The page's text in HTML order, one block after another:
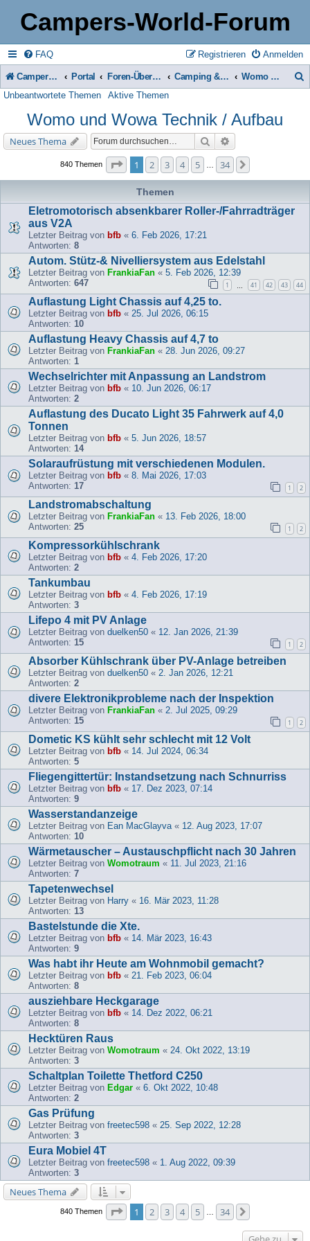
Campers-World-Forum
FAQ Anmelden
Registrieren
Campers-World-Forum Portal Foren-Übersicht Camping & Reise -> Fahrzeuge & Zubehör in der Praxis Womo und Wowa Technik / Aufbau
Unbeantwortete Themen Aktive Themen
Womo und Wowa Technik / Aufbau
Neues Thema Suche
840 Themen Seite von
1 2 3 4 5 34
Themen
Eletromotorisch absenkbarer Roller-/Fahrradträger
aus V2A
Letzter Beitrag von bfb « 6. Feb 2026, 17:21
Antworten: 8
Autom. Stütz-& Nivelliersystem aus Edelstahl
Letzter Beitrag von FrankiaFan « 5. Feb 2026, 12:39
Antworten: 647 1 41 42 43 44
Auflastung Light Chassis auf 4,25 to.
Letzter Beitrag von bfb « 25. Jul 2026, 06:15
Antworten: 10
Auflastung Heavy Chassis auf 4,7 to
Letzter Beitrag von FrankiaFan « 28. Jun 2026, 09:27
Antworten: 1
Wechselrichter mit Anpassung an Landstrom
Letzter Beitrag von bfb « 10. Jun 2026, 06:17
Antworten: 2
Auflastung des Ducato Light 35 Fahrwerk auf 4,0
Tonnen
Letzter Beitrag von bfb « 5. Jun 2026, 18:57
Antworten: 14
Solaraufrüstung mit verschiedenen Modulen.
Letzter Beitrag von bfb « 8. Mai 2026, 17:03
Antworten: 17 1 2
Landstromabschaltung
Letzter Beitrag von FrankiaFan « 13. Feb 2026, 18:00
Antworten: 25 1 2
Kompressorkühlschrank
Letzter Beitrag von bfb « 4. Feb 2026, 17:20
Antworten: 2
Tankumbau
Letzter Beitrag von bfb « 4. Feb 2026, 17:19
Antworten: 3
Lifepo 4 mit PV Anlage
Letzter Beitrag von duelken50 « 12. Jan 2026, 21:39
Antworten: 15 1 2
Absorber Kühlschrank über PV-Anlage betreiben
Letzter Beitrag von duelken50 « 2. Jan 2026, 12:21
Antworten: 2
divere Elektronikprobleme nach der Inspektion
Letzter Beitrag von FrankiaFan « 2. Jul 2025, 09:29
Antworten: 15 1 2
Dometic KS kühlt sehr schlecht mit 12 Volt
Letzter Beitrag von bfb « 14. Jul 2024, 06:34
Antworten: 5
Fliegengittertür: Instandsetzung nach Schnurriss
Letzter Beitrag von bfb « 17. Dez 2023, 07:14
Antworten: 9
Wasserstandanzeige
Letzter Beitrag von Ean MacGlayva « 12. Aug 2023, 17:07
Antworten: 10
Wärmetauscher – Austauschpflicht nach 30 Jahren
Letzter Beitrag von Womotraum « 11. Jul 2023, 21:16
Antworten: 7
Tapetenwechsel
Letzter Beitrag von Harry « 16. Mär 2023, 11:28
Antworten: 13
Bastelstunde die Xte.
Letzter Beitrag von bfb « 14. Mär 2023, 16:43
Antworten: 9
Was habt ihr Heute am Wohnmobil gemacht?
Letzter Beitrag von bfb « 21. Feb 2023, 06:04
Antworten: 8
ausziehbare Heckgarage
Letzter Beitrag von bfb « 14. Dez 2022, 06:21
Antworten: 8
Hecktüren Raus
Letzter Beitrag von Womotraum « 24. Okt 2022, 13:19
Antworten: 3
Schaltplan Toilette Thetford C250
Letzter Beitrag von Edgar « 6. Okt 2022, 10:48
Antworten: 2
Gas Prüfung
Letzter Beitrag von freetec598 « 25. Sep 2022, 12:28
Antworten: 3
Eura Mobiel 4T
Letzter Beitrag von freetec598 « 1. Aug 2022, 09:39
Antworten: 3
Neues Thema
840 Themen Seite von
1 2 3 4 5 34